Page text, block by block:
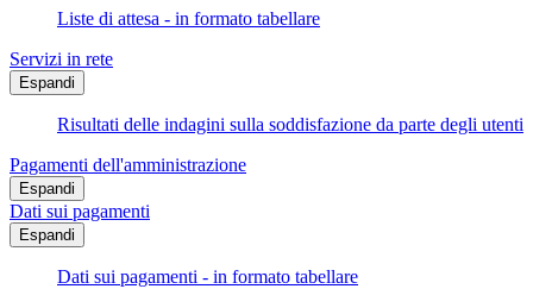
Liste di attesa - in formato tabellare
Servizi in rete
Espandi
Risultati delle indagini sulla soddisfazione da parte degli utenti
Pagamenti dell'amministrazione
Espandi
Dati sui pagamenti
Espandi
Dati sui pagamenti - in formato tabellare